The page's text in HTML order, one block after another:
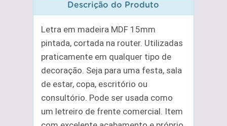
Descrição do Produto
Letra em madeira MDF 15mm
pintada, cortada na router. Utilizadas
praticamente em qualquer tipo de
decoração. Seja para uma festa, sala
de estar, copa, escritório ou
consultório. Pode ser usada como
um letreiro de frente comercial. Item